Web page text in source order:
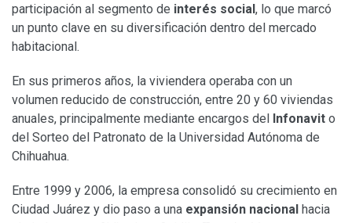
participación al segmento de interés social, lo que marcó
un punto clave en su diversificación dentro del mercado
habitacional.
En sus primeros años, la viviendera operaba con un
volumen reducido de construcción, entre 20 y 60 viviendas
anuales, principalmente mediante encargos del Infonavit o
del Sorteo del Patronato de la Universidad Autónoma de
Chihuahua.
Entre 1999 y 2006, la empresa consolidó su crecimiento en
Ciudad Juárez y dio paso a una expansión nacional hacia